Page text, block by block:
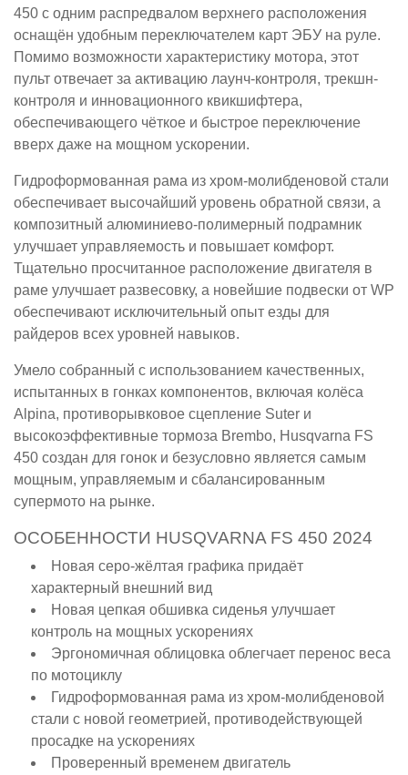
450 с одним распредвалом верхнего расположения
оснащён удобным переключателем карт ЭБУ на руле.
Помимо возможности характеристику мотора, этот
пульт отвечает за активацию лаунч-контроля, трекшн-
контроля и инновационного квикшифтера,
обеспечивающего чёткое и быстрое переключение
вверх даже на мощном ускорении.
Гидроформованная рама из хром-молибденовой стали
обеспечивает высочайший уровень обратной связи, а
композитный алюминиево-полимерный подрамник
улучшает управляемость и повышает комфорт.
Тщательно просчитанное расположение двигателя в
раме улучшает развесовку, а новейшие подвески от WP
обеспечивают исключительный опыт езды для
райдеров всех уровней навыков.
Умело собранный с использованием качественных,
испытанных в гонках компонентов, включая колёса
Alpina, противорывковое сцепление Suter и
высокоэффективные тормоза Brembo, Husqvarna FS
450 создан для гонок и безусловно является самым
мощным, управляемым и сбалансированным
супермото на рынке.
ОСОБЕННОСТИ HUSQVARNA FS 450 2024
Новая серо-жёлтая графика придаёт
характерный внешний вид
Новая цепкая обшивка сиденья улучшает
контроль на мощных ускорениях
Эргономичная облицовка облегчает перенос веса
по мотоциклу
Гидроформованная рама из хром-молибденовой
стали с новой геометрией, противодействующей
просадке на ускорениях
Проверенный временем двигатель